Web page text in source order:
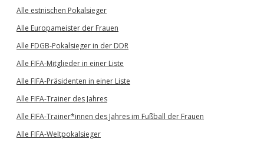
Alle estnischen Pokalsieger
Alle Europameister der Frauen
Alle FDGB-Pokalsieger in der DDR
Alle FIFA-Mitglieder in einer Liste
Alle FIFA-Präsidenten in einer Liste
Alle FIFA-Trainer des Jahres
Alle FIFA-Trainer*innen des Jahres im Fußball der Frauen
Alle FIFA-Weltpokalsieger